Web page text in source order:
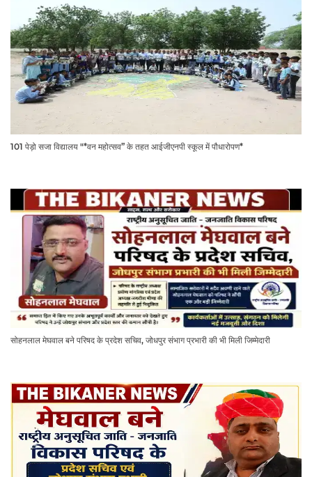
101 पेड़ो सजा विद्यालय "*वन महोत्सव” के तहत आईजीएनपी स्कूल में पौधारोपण*
सोहनलाल मेघवाल बने परिषद के प्रदेश सचिव, जोधपुर संभाग प्रभारी की भी मिली जिम्मेदारी